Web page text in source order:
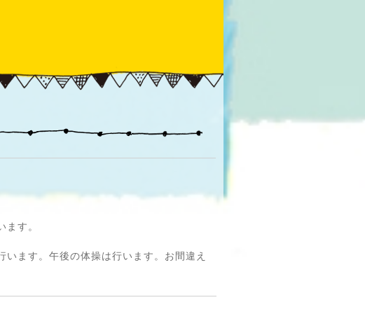
す。
ます。午後の体操は行います。お間違え